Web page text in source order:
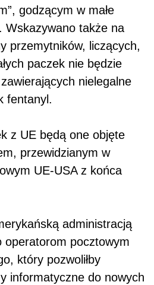
godzącym w małe
Wskazywano także na
przemytników, liczących,
paczek nie będzie
nielegalne
fentanyl.
z UE będą one objęte
przewidzianym w
UE-USA z końca
administracją
operatorom pocztowym
który pozwoliłby
informatyczne do nowych